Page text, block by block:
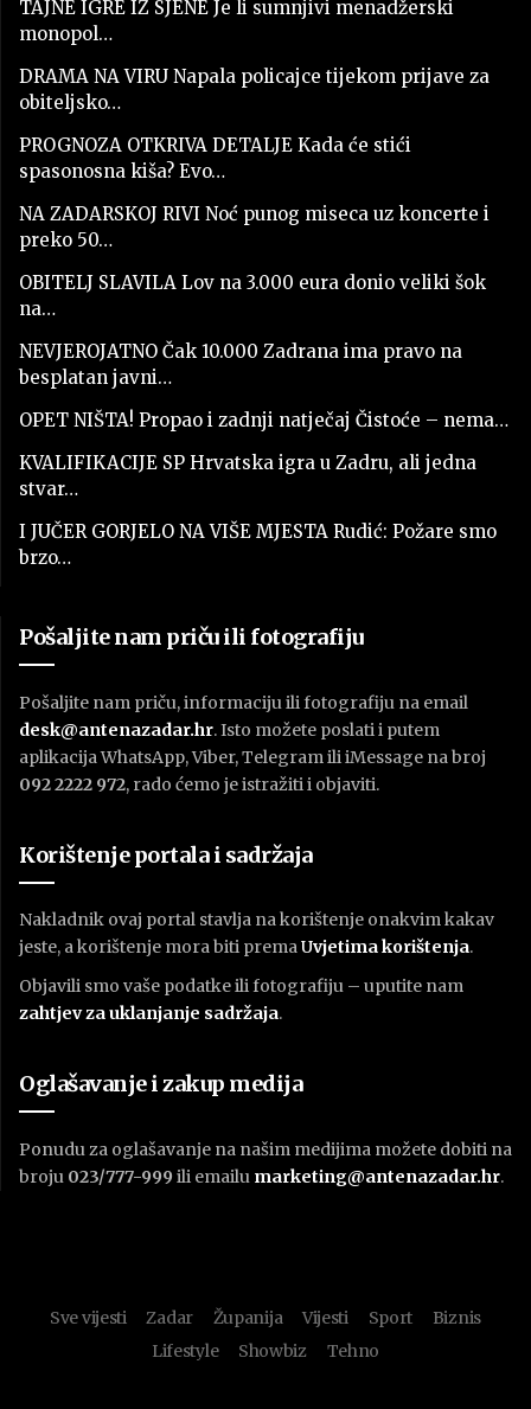
TAJNE IGRE IZ SJENE Je li sumnjivi menadžerski
monopol…
DRAMA NA VIRU Napala policajce tijekom prijave za
obiteljsko…
PROGNOZA OTKRIVA DETALJE Kada će stići
spasonosna kiša? Evo…
NA ZADARSKOJ RIVI Noć punog miseca uz koncerte i
preko 50…
OBITELJ SLAVILA Lov na 3.000 eura donio veliki šok
na…
NEVJEROJATNO Čak 10.000 Zadrana ima pravo na
besplatan javni…
OPET NIŠTA! Propao i zadnji natječaj Čistoće – nema…
KVALIFIKACIJE SP Hrvatska igra u Zadru, ali jedna
stvar…
I JUČER GORJELO NA VIŠE MJESTA Rudić: Požare smo
brzo…
Pošaljite nam priču ili fotografiju
Pošaljite nam priču, informaciju ili fotografiju na email
desk@antenazadar.hr. Isto možete poslati i putem
aplikacija WhatsApp, Viber, Telegram ili iMessage na broj
092 2222 972, rado ćemo je istražiti i objaviti.
Korištenje portala i sadržaja
Nakladnik ovaj portal stavlja na korištenje onakvim kakav
jeste, a korištenje mora biti premaUvjetima korištenja.
Objavili smo vaše podatke ili fotografiju – uputite nam
zahtjev za uklanjanje sadržaja.
Oglašavanje i zakup medija
Ponudu za oglašavanje na našim medijima možete dobiti na
broju 023/777-999 ili emailu marketing@antenazadar.hr.
Sve vijesti Zadar Županija Vijesti Sport
Biznis
Lifestyle
Showbiz Tehno